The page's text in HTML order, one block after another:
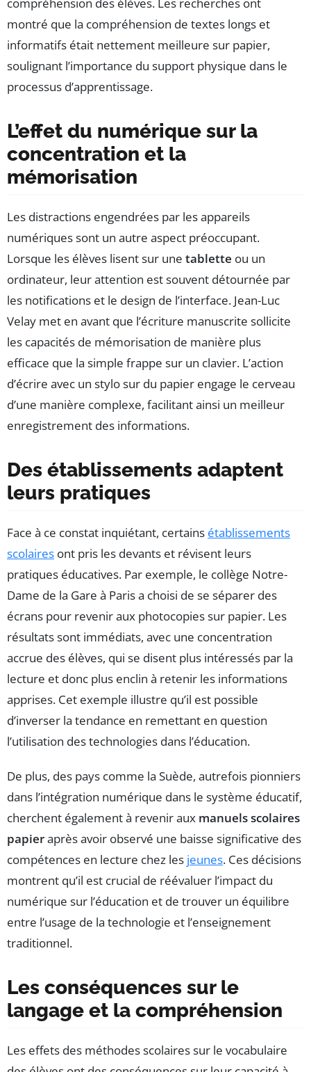
compréhension des élèves. Les recherches ont
montré que la compréhension de textes longs et
informatifs était nettement meilleure sur papier,
soulignant l’importance du support physique dans le
processus d’apprentissage.
L’effet du numérique sur la
concentration et la
mémorisation
Les distractions engendrées par les appareils
numériques sont un autre aspect préoccupant.
Lorsque les élèves lisent sur une tablette ou un
ordinateur, leur attention est souvent détournée par
les notifications et le design de l’interface. Jean-Luc
Velay met en avant que l’écriture manuscrite sollicite
les capacités de mémorisation de manière plus
efficace que la simple frappe sur un clavier. L’action
d’écrire avec un stylo sur du papier engage le cerveau
d’une manière complexe, facilitant ainsi un meilleur
enregistrement des informations.
Des établissements adaptent
leurs pratiques
Face à ce constat inquiétant, certains établissements
scolaires ont pris les devants et révisent leurs
pratiques éducatives. Par exemple, le collège Notre-
Dame de la Gare à Paris a choisi de se séparer des
écrans pour revenir aux photocopies sur papier. Les
résultats sont immédiats, avec une concentration
accrue des élèves, qui se disent plus intéressés par la
lecture et donc plus enclin à retenir les informations
apprises. Cet exemple illustre qu’il est possible
d’inverser la tendance en remettant en question
l’utilisation des technologies dans l’éducation.
De plus, des pays comme la Suède, autrefois pionniers
dans l’intégration numérique dans le système éducatif,
cherchent également à revenir aux manuels scolaires
papieraprès avoir observé une baisse significative des
compétences en lecture chez les jeunes. Ces décisions
montrent qu’il est crucial de réévaluer l’impact du
numérique sur l’éducation et de trouver un équilibre
entre l’usage de la technologie et l’enseignement
traditionnel.
Les conséquences sur le
langage et la compréhension
Les effets des méthodes scolaires sur le vocabulaire